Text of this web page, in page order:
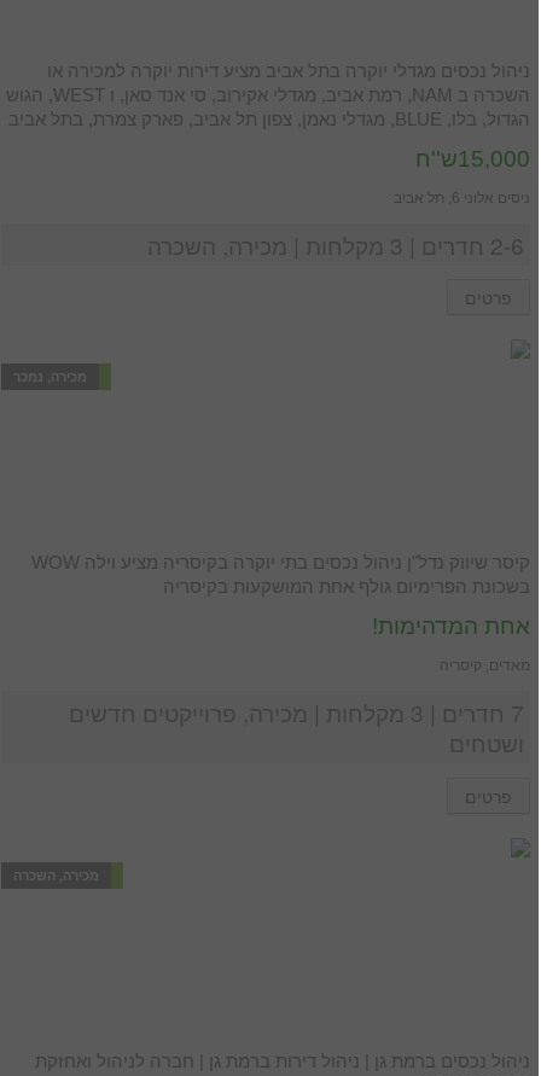
ניהול נכסים מגדלי יוקרה בתל אביב מציע דירות יוקרה למכירה או
השכרה ב NAM, רמת אביב, מגדלי אקירוב, סי אנד סאן, ו WEST, הגוש
הגדול, בלו, BLUE, מגדלי נאמן, צפון תל אביב, פארק צמרת, בתל אביב
15,000ש''ח
ניסים אלוני 6, תל אביב
2-6 חדרים | 3 מקלחות | מכירה, השכרה
פרטים
מכירה, נמכר
קיסר שיווק נדל"ן ניהול נכסים בתי יוקרה בקיסריה מציע וילה WOW
בשכונת הפרימיום גולף אחת המושקעות בקיסריה
אחת המדהימות!
מאדים, קיסריה
7 חדרים | 3 מקלחות | מכירה, פרוייקטים חדשים
ושטחים
פרטים
מכירה, השכרה
ניהול נכסים ברמת גן | ניהול דירות ברמת גן | חברה לניהול ואחזקת